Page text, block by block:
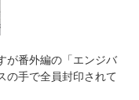
が番外編の「エンジバ
の手で全員封印されて